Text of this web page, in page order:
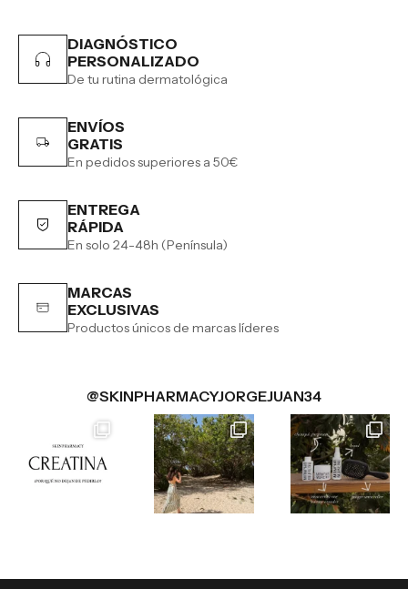
DIAGNÓSTICO
PERSONALIZADO
De tu rutina dermatológica
ENVÍOS
GRATIS
En pedidos superiores a 50€
ENTREGA
RÁPIDA
En solo 24-48h (Península)
MARCAS
EXCLUSIVAS
Productos únicos de marcas líderes
@SKINPHARMACYJORGEJUAN34